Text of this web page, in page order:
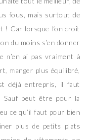
fous, mais surtout de
! Car lorsque l’on croit
du moins s’en donner
n’en ai pas vraiment à
manger plus équilibré,
déjà entrepris, il faut
Sauf peut être pour la
ce qu’il faut pour bien
plus de petits plats